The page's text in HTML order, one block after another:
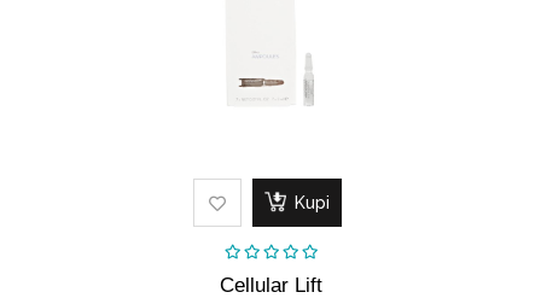
Kupi
Cellular Lift